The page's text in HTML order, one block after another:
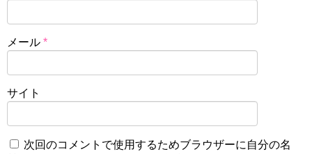
メール *
サイト
次回のコメントで使用するためブラウザーに自分の名